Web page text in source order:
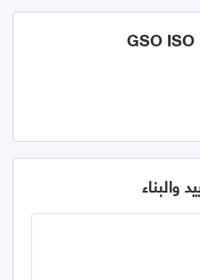
والبناء